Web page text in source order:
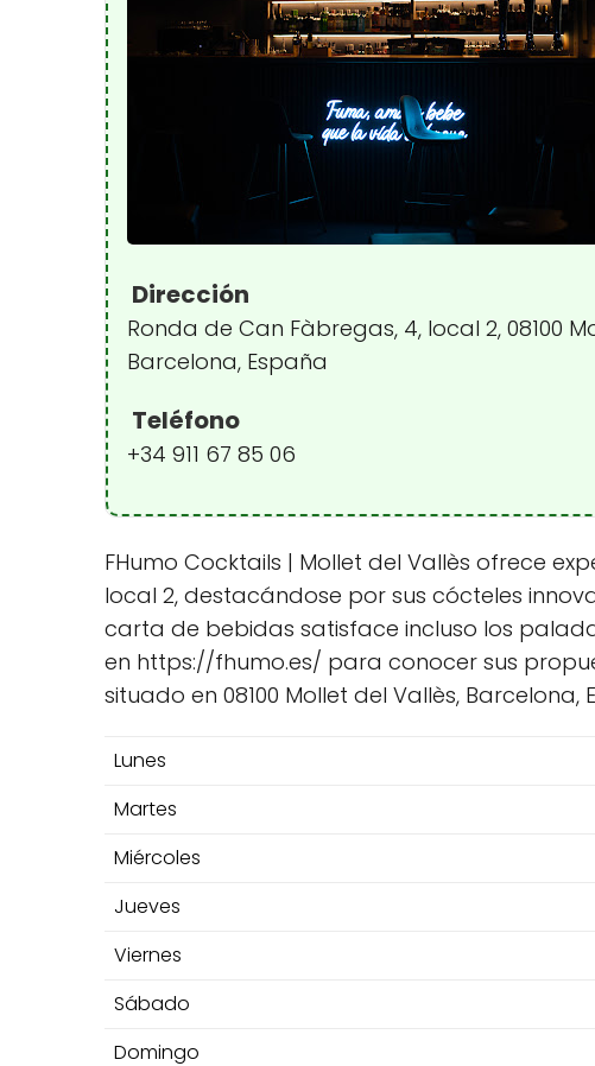
Dirección
Ronda de Can Fàbregas, 4, local 2, 08100
Barcelona, España
Teléfono
+34 911 67 85 06
FHumo Cocktails | Mollet del Vallès ofrece
local 2, destacándose por sus cócteles
carta de bebidas satisface incluso los
en https://fhumo.es/ para conocer sus
situado en 08100 Mollet del Vallès, Barcelona,
Lunes
Martes
Miércoles
Jueves
Viernes
Sábado
Domingo